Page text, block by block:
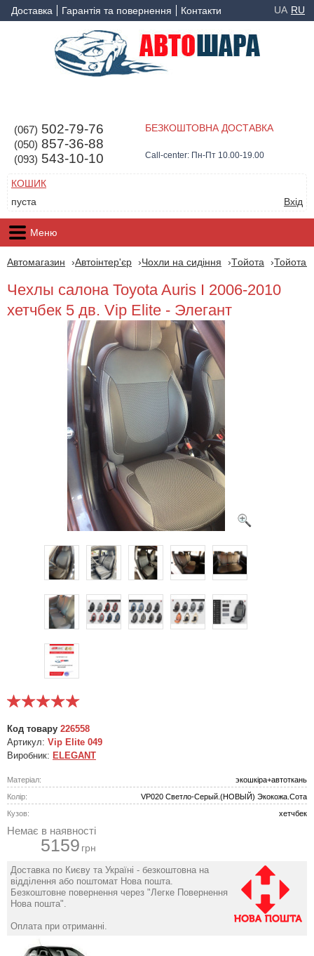
Доставка Гарантія та повернення Контакти UA RU
(067) 502-79-76
(050) 857-36-88
(093) 543-10-10
БЕЗКОШТОВНА ДОСТАВКА
Call-center: Пн-Пт 10.00-19.00
КОШИК
пуста
Вхід
Меню
Автомагазин Автоінтер'єр Чохли на сидіння Tойота Тойота
Чехлы салона Toyota Auris I 2006-2010
хетчбек 5 дв. Vip Elite - Элегант
Код товару 226558
Артикул: Vip Elite 049
Виробник: ELEGANT
Матеріал:
экошкіра+автоткань
Колір:
VP020 Светло-Серый.(НОВЫЙ) Экокожа.Сота
Кузов:
хетчбек
Немає в наявності
5159 грн
Доставка по Києву та Україні - безкоштовна на
відділення або поштомат Нова пошта.
Безкоштовне повернення через "Легке Повернення
Нова пошта".
Оплата при отриманні.